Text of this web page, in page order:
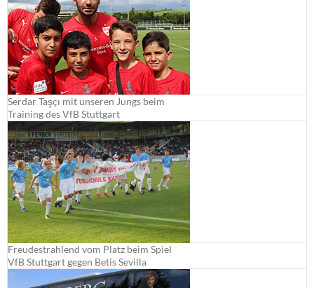
Serdar Taşçı mit unseren Jungs beim
Training des VfB Stuttgart
Freudestrahlend vom Platz beim Spiel
VfB Stuttgart gegen Betis Sevilla